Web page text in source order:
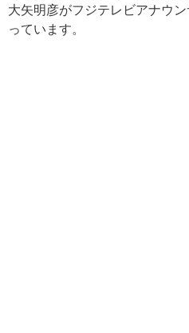
大矢明彦がフジテレビアナウ
っています。